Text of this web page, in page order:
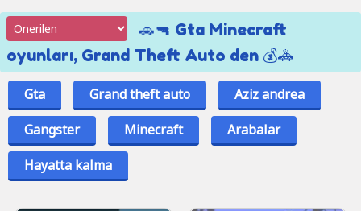
🚗🔫 Gta Minecraft
oyunları, Grand Theft Auto den 💰🚓
Gta Grand theft auto
Aziz andrea
Gangster
Minecraft
Arabalar
Hayatta kalma